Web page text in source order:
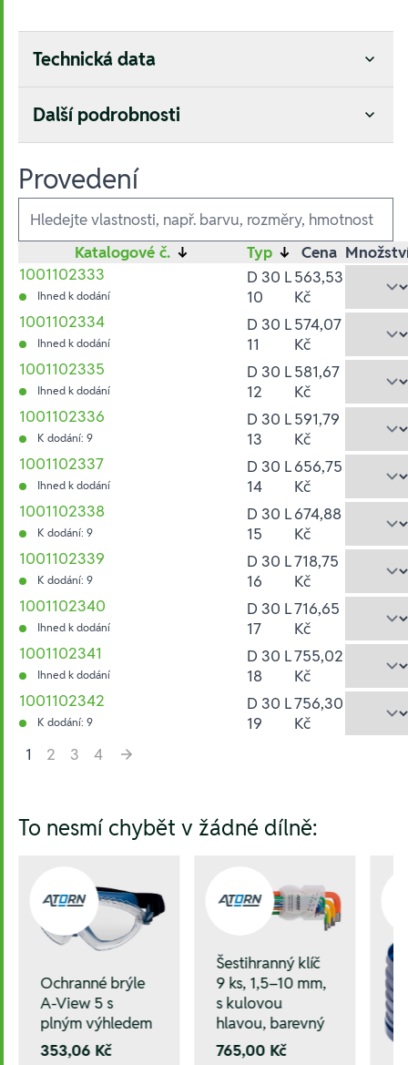
Technická data
Další podrobnosti
Provedení
Ausführungen
Katalogové č. ↓ Typ ↓ Cena
1001102333
Ihned k dodání
D 30 L
10
563,53
Kč
1001102334
Ihned k dodání
D 30 L
11
574,07
Kč
1001102335
Ihned k dodání
D 30 L
12
581,67
Kč
1001102336
K dodání: 9
D 30 L
13
591,79
Kč
1001102337
Ihned k dodání
D 30 L
14
656,75
Kč
1001102338
K dodání: 9
D 30 L
15
674,88
Kč
1001102339
K dodání: 9
D 30 L
16
718,75
Kč
1001102340
Ihned k dodání
D 30 L
17
716,65
Kč
1001102341
Ihned k dodání
D 30 L
18
755,02
Kč
1001102342
K dodání: 9
D 30 L
19
756,30
Kč
1
2 3
4
To nesmí chybět v žádné dílně:
Ochranné brýle
A-View 5 s
plným výhledem
353,06 Kč
Šestihranný klíč
9 ks, 1,5–10 mm,
s kulovou
hlavou, barevný
765,00 Kč